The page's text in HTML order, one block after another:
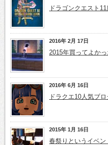
ドラゴンクエスト
2016年 2月 17日
2015年買ってよか
2016年 6月 16日
ドラクエ10人気ブ
2015年 1月 16日
春祭りというイベン